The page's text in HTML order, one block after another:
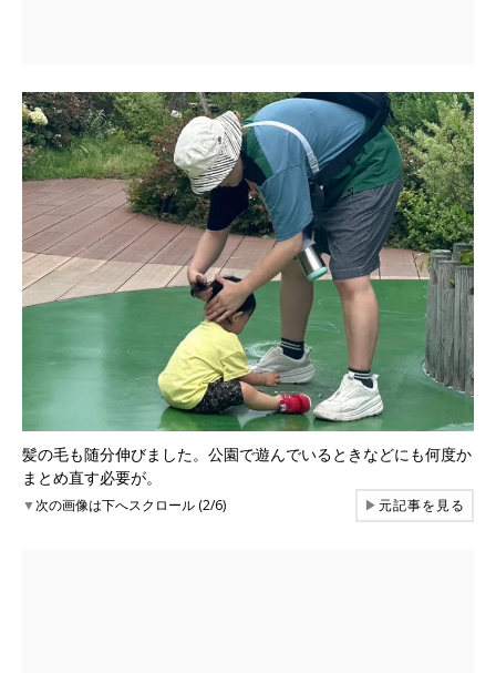
髪の毛も随分伸びました。公園で遊んでいるときなどにも何度か
まとめ直す必要が。
▼次の画像は下へスクロール (2/6) ▶元記事を見る